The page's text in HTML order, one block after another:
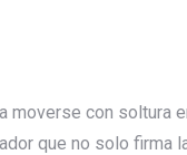
moverse con soltura
que no solo firma